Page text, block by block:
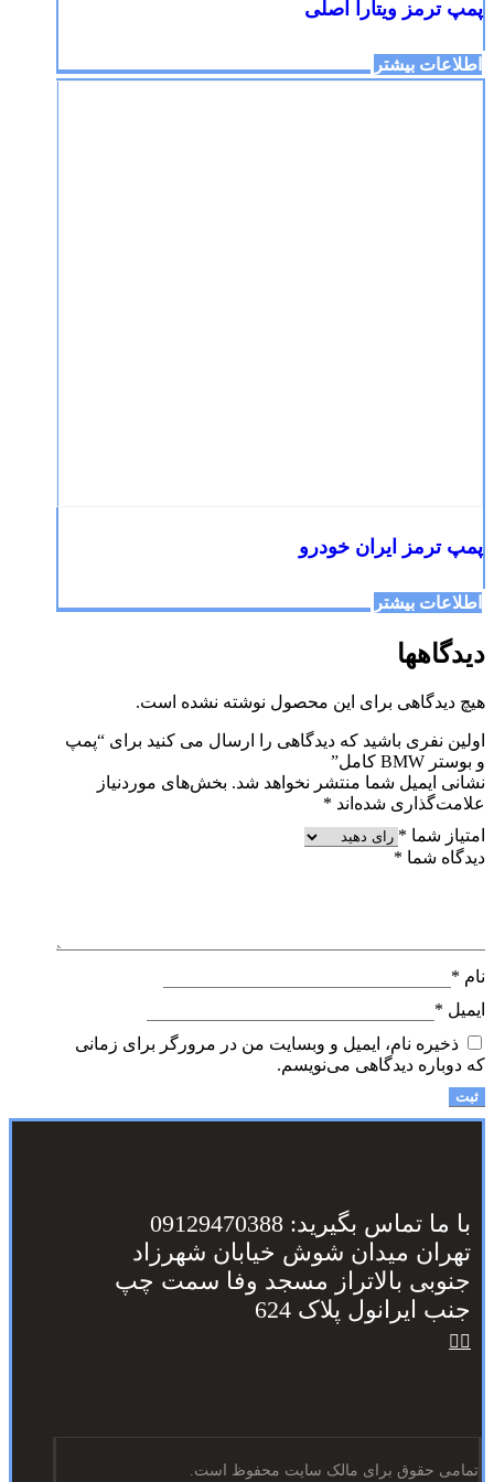
پمپ ترمز ویتارا اصلی
اطلاعات بیشتر
پمپ ترمز ایران خودرو
اطلاعات بیشتر
دیدگاهها
هیچ دیدگاهی برای این محصول نوشته نشده است.
اولین نفری باشید که دیدگاهی را ارسال می کنید برای “پمپ
و بوستر BMW کامل”
نشانی ایمیل شما منتشر نخواهد شد. بخش‌های موردنیاز
علامت‌گذاری شده‌اند *
امتیاز شما *
دیدگاه شما *
نام *
ایمیل *
ذخیره نام، ایمیل و وبسایت من در مرورگر برای زمانی
که دوباره دیدگاهی می‌نویسم.
با ما تماس بگیرید: 09129470388
تهران میدان شوش خیابان شهرزاد
جنوبی بالاتراز مسجد وفا سمت چپ
جنب ایرانول پلاک 624
تمامی حقوق برای مالک سایت محفوظ است.